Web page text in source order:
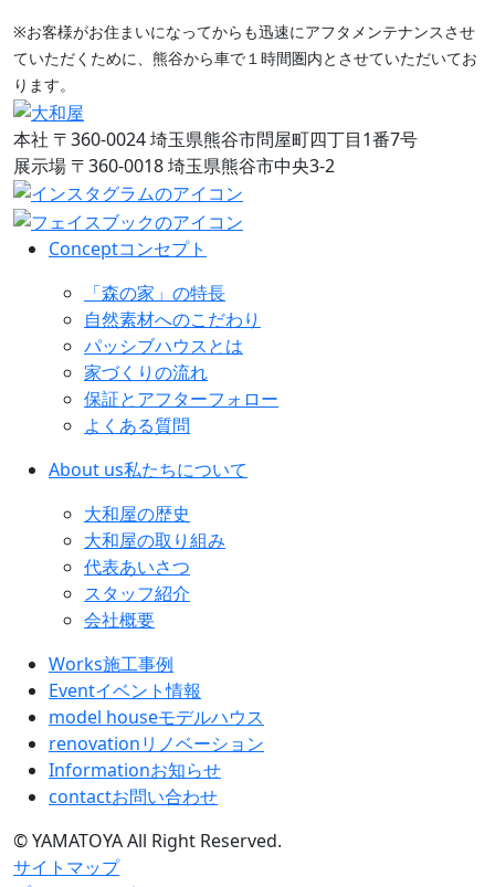
※お客様がお住まいになってからも迅速にアフタメンテナンスさせ
ていただくために、熊谷から車で１時間圏内とさせていただいてお
ります。
本社 〒360-0024 埼玉県熊谷市問屋町四丁目1番7号
展示場 〒360-0018 埼玉県熊谷市中央3-2
Conceptコンセプト
「森の家」の特長
自然素材へのこだわり
パッシブハウスとは
家づくりの流れ
保証とアフターフォロー
よくある質問
About us私たちについて
大和屋の歴史
大和屋の取り組み
代表あいさつ
スタッフ紹介
会社概要
Works施工事例
Eventイベント情報
model houseモデルハウス
renovationリノベーション
Informationお知らせ
contactお問い合わせ
© YAMATOYA All Right Reserved.
サイトマップ